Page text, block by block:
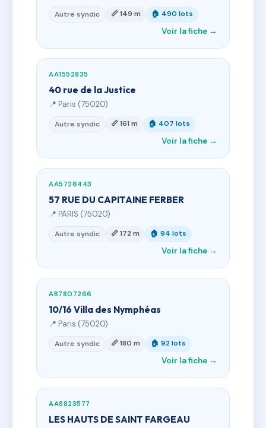
Autre syndic 📏 149 m 🏠 490 lots
Voir la fiche →
AA1552835
40 rue de la Justice
📍 Paris (75020)
Autre syndic 📏 161 m 🏠 407 lots
Voir la fiche →
AA5726443
57 RUE DU CAPITAINE FERBER
📍 PARIS (75020)
Autre syndic 📏 172 m 🏠 94 lots
Voir la fiche →
AB7807266
10/16 Villa des Nymphéas
📍 Paris (75020)
Autre syndic 📏 180 m 🏠 92 lots
Voir la fiche →
AA8823577
LES HAUTS DE SAINT FARGEAU